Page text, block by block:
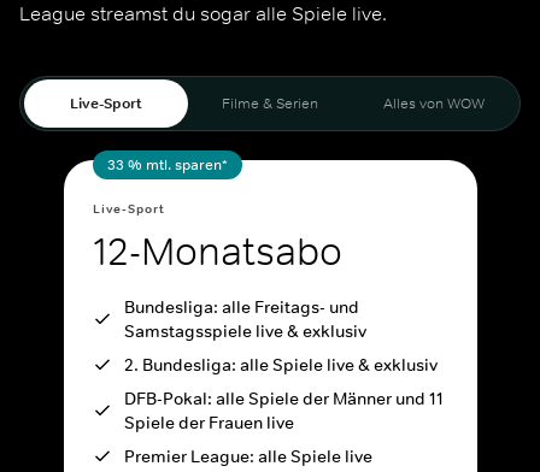
League streamst du sogar alle Spiele live.
Live-Sport Filme & Serien Alles von WOW
33 % mtl. sparen*
Live-Sport
12-Monatsabo
Bundesliga: alle Freitags- und
Samstagsspiele live & exklusiv
2. Bundesliga: alle Spiele live & exklusiv
DFB-Pokal: alle Spiele der Männer und 11
Spiele der Frauen live
Premier League: alle Spiele live